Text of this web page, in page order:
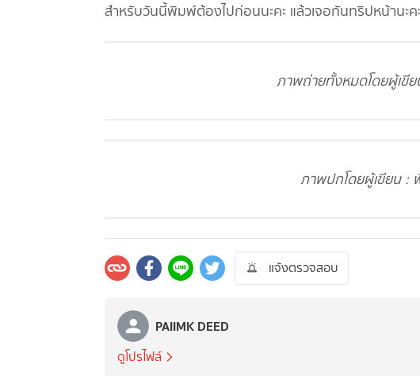
สำหรับวันนี้พิมพ์ต้องไปก่อนนะคะ แล้วเจอกันทริปหน้านะค
ภาพถ่ายทั้งหมดโดยผู้เขี
ภาพปกโดยผู้เขียน :
แจ้งตรวจสอบ
PAIIMK DEED
ดูโปรไฟล์